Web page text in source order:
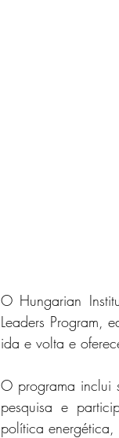
O Hungarian
Leaders Program,
ida e volta e
O programa inclui
pesquisa e
política